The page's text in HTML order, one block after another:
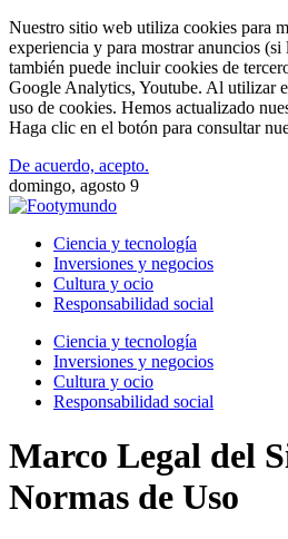
Nuestro sitio web utiliza cookies para
experiencia y para mostrar anuncios
también puede incluir cookies de
Google Analytics, Youtube. Al utilizar
uso de cookies. Hemos actualizado
Haga clic en el botón para consultar
De acuerdo, acepto.
domingo, agosto 9
Ciencia y tecnología
Inversiones y negocios
Cultura y ocio
Responsabilidad social
Ciencia y tecnología
Inversiones y negocios
Cultura y ocio
Responsabilidad social
Marco Legal del
Normas de Uso